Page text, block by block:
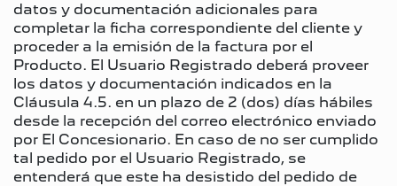
datos y documentación adicionales para
completar la ficha correspondiente del cliente y
proceder a la emisión de la factura por el
Producto. El Usuario Registrado deberá proveer
los datos y documentación indicados en la
Cláusula 4.5. en un plazo de 2 (dos) días hábiles
desde la recepción del correo electrónico enviado
por El Concesionario. En caso de no ser cumplido
tal pedido por el Usuario Registrado, se
entenderá que este ha desistido del pedido de